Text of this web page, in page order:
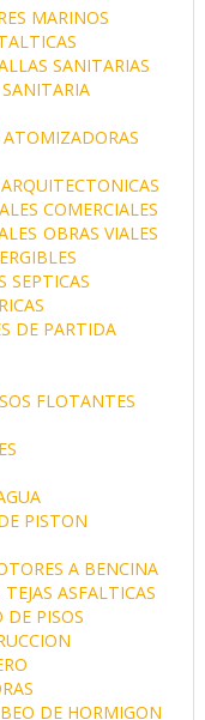
MARINOS
SANITARIAS
COMERCIALES
OBRAS VIALES
SEPTICAS
DE PARTIDA
FLOTANTES
PISTON
A BENCINA
TEJAS ASFALTICAS
DE PISOS
DE HORMIGON